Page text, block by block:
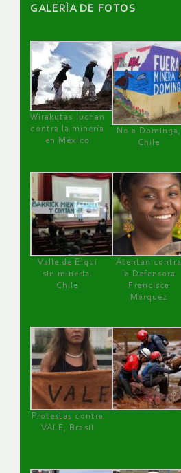
GALERÌA DE FOTOS
Wirakutas luchan
contra la minería
en México
No a Dominga,
Chile
Valle de Elqui
sin minería.
Chile
Atentan contra
la Defensora
Francisca
Márquez
Protestas contra
VALE, Brasil